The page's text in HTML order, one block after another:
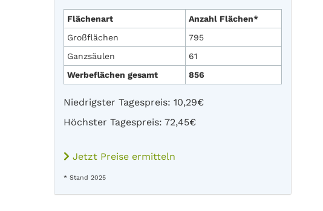
Flächenart
Anzahl Flächen*
Großflächen
795
Ganzsäulen
61
Werbeflächen gesamt
856
Niedrigster Tagespreis: 10,29€
Höchster Tagespreis: 72,45€
Jetzt Preise ermitteln
* Stand 2025